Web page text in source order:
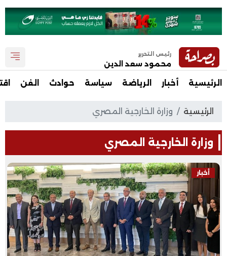
رئيس التحرير
محمود سعد الدين
الرئيسية أخبار الرياضة سياسة حوادث الفن
الرئيسية وزارة الخارجية المصري
وزارة الخارجية المصري
أخبار